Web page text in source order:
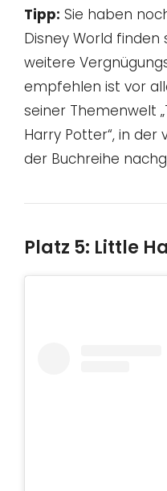
Tipp: Sie haben
Disney World finden
weitere
empfehlen ist vor
seiner Themenwelt
Harry Potter“, in der
der Buchreihe
Platz 5: Little